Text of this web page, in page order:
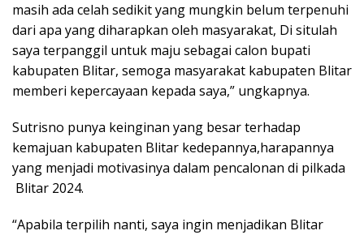
masih ada celah sedikit yang mungkin belum terpenuhi
dari apa yang diharapkan oleh masyarakat, Di situlah
saya terpanggil untuk maju sebagai calon bupati
kabupaten Blitar, semoga masyarakat kabupaten Blitar
memberi kepercayaan kepada saya,” ungkapnya.
Sutrisno punya keinginan yang besar terhadap
kemajuan kabupaten Blitar kedepannya,harapannya
yang menjadi motivasinya dalam pencalonan di pilkada
Blitar 2024.
“Apabila terpilih nanti, saya ingin menjadikan Blitar